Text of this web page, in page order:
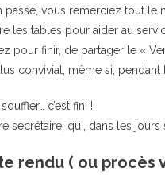
passé, vous remerciez tout
les tables pour aider au
pour finir, de partager le «
convivial, même si,
c’est fini !
secrétaire, qui, dans les
rendu ( ou procès